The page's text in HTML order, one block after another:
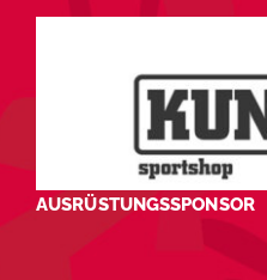
AUSRÜSTUNGSSPONSOR